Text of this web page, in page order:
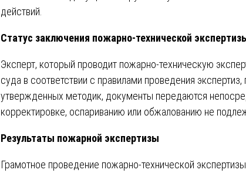
действий.
Статус заключения пожарно-технической
Эксперт, который проводит пожарно-техническую
суда в соответствии с правилами проведения
утвержденных методик, документы передаются
корректировке, оспариванию или обжалованию не
Результаты пожарной экспертизы
Грамотное проведение пожарно-технической